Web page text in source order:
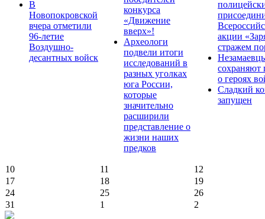
В
Новопокровской
вчера отметили
96-летие
Воздушно-
десантных войск
конкурса
«Движение
вверх»!
Археологи
подвели итоги
исследований в
разных уголках
юга России,
которые
значительно
расширили
представление о
жизни наших
предков
акции
стражем
сохраняют
о героях
Сладкий
запущен
10 11
12
17
18
19
24
25
26
31
1 2